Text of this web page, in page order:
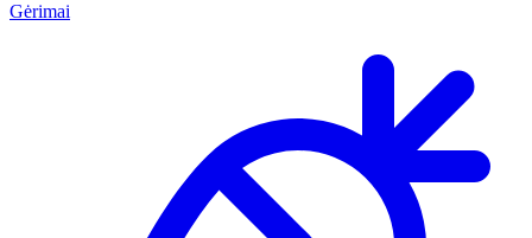
Gėrimai